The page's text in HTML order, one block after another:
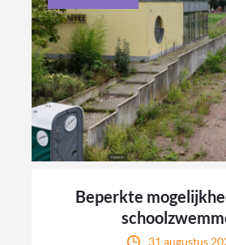
Beperkte
31 augustus